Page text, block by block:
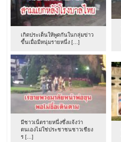
เกิดประเด็นให้พูดกันในกลุ่มข่าว
ขึ้นเมื่อมีหนุ่มรายหนึ่ง […]
มีชาวเน็ตรายหนึ่งซึ่งแจ้งว่า
ตนเองไม่ใช่ประชาชนชาวเชียง
ร […]